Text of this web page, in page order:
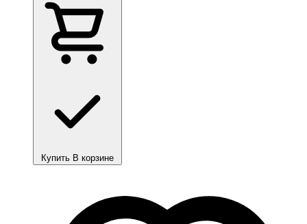
Купить В корзине